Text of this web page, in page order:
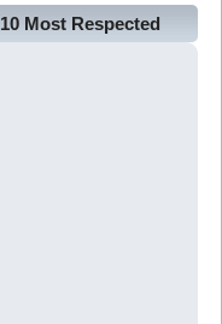
10 Most Respected